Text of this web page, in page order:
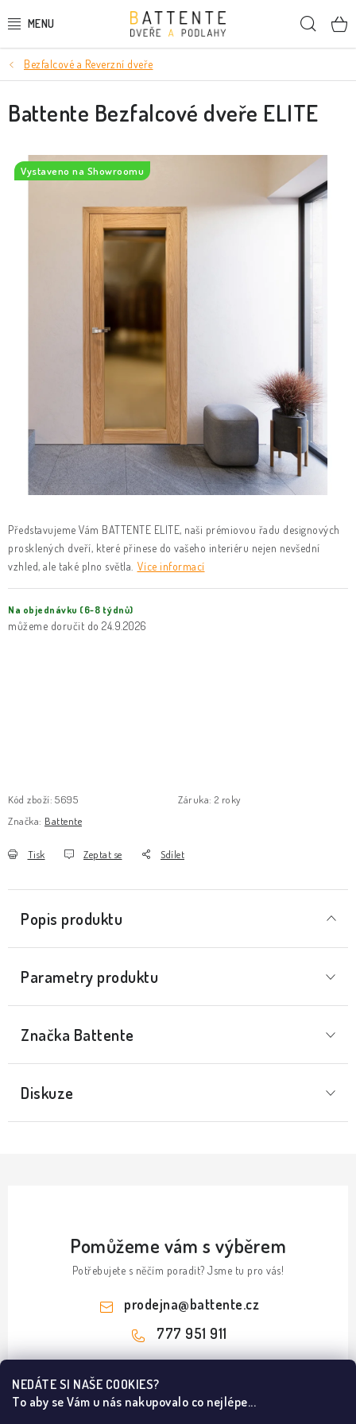
NEDÁTE SI NAŠE COOKIES?
To aby se Vám u nás nakupovalo co nejlépe...
na
DVEŘE
SMRKOVÉ DVEŘE
NÁSTĚNNÉ PANELY
REALIZACE O nás
Proč s námi
Vrácení, výměna zboží
Obchodní podmínky
Reklamační řád
Posuzování Jakosti
GDPR FAQ
Bezfalcové a Reverzní dveře
Představujeme Vám BATTENTE ELITE, naši prémiovou řadu designových
prosklených dveří, které přinese do vašeho interiéru nejen nevšední
vzhled, ale také plno světla. Více informací
Na objednávku (6-8 týdnů)
24.9.2026
Kód zboží: 5695 Záruka: 2 roky
Značka: Battente
Tisk Zeptat se Sdílet
Battente Bezfalcové dveře ELITE
Vystaveno na Showroomu
Popis produktu
Parametry produktu
Značka Battente
Diskuze
Pomůžeme vám s výběrem
Potřebujete s něčím poradit? Jsme tu pro vás!
prodejna@battente.cz
777 951 911
Z
Informace pro vás